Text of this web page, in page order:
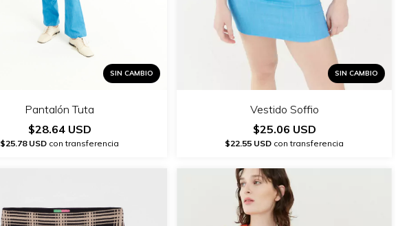
SIN CAMBIO
Pantalón Tuta
$28.64 USD
$25.78 USD con transferencia
SIN CAMBIO
Vestido Soffio
$25.06 USD
$22.55 USD con transferencia